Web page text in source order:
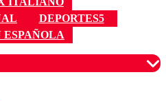
DEPORTES5
ESPAÑOLA